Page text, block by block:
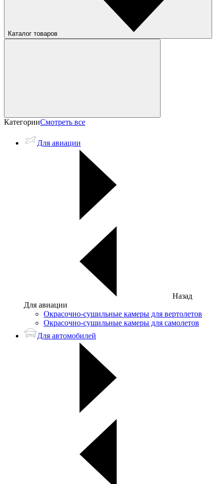
Каталог товаров
КатегорииСмотреть все
Для авиации
Назад
Для авиации
Окрасочно-сушильные камеры для вертолетов
Окрасочно-сушильные камеры для самолетов
Для автомобилей